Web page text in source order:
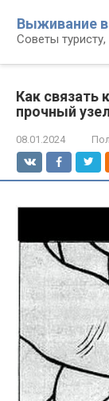
контенту
Выживание в
Советы
Как связать
прочный
08.01.2024